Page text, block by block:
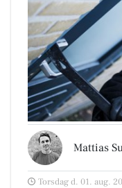
Mattias
Torsdag d. 01. aug.